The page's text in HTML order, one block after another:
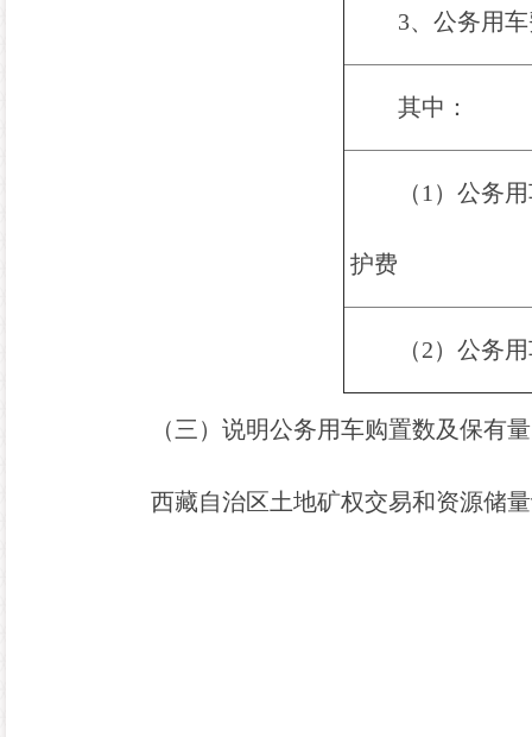
3、公务用
其中：
（ 1）公务
护费
（2）公务
（三） 说明公务用车购置数及保有量
西藏自治区土地矿权交易和资源储